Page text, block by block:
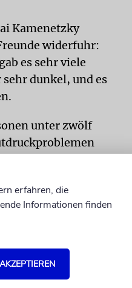
Ka­menetzky
widerfuhr:
es sehr viele
dunkel, und es
unter zwölf
er seine Familie
tätowierte
der höchstens
normale
erfahren, die
Informationen finden
AKZEPTIEREN